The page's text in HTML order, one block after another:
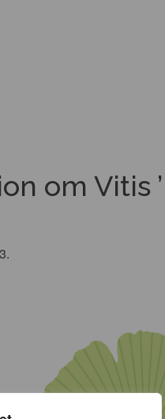
om Vitis